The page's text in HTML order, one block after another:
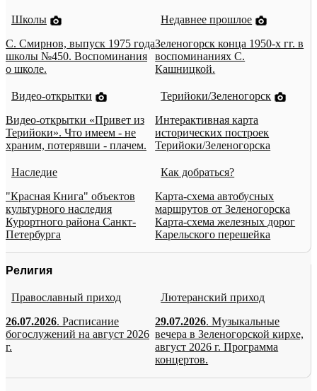
Школы
С. Смирнов, выпуск 1975 года
школы №450. Воспоминания
о школе.
Недавнее прошлое
Зеленогорск конца 1950-х гг. в
воспоминаниях С.
Кашницкой.
Видео-открытки
Видео-открытки «Привет из
Терийоки». Что имеем - не
храним, потерявши - плачем.
Терийоки/Зеленогорск
Интерактивная карта
исторических построек
Терийоки/Зеленогорска
Наследие
"Красная Книга" объектов
культурного наследия
Курортного района Санкт-
Петербурга
Как добраться?
Карта-схема автобусных
маршрутов от Зеленогорска
Карта-схема железных дорог
Карельского перешейка
Религия
Православный приход
26.07.2026. Расписание
богослужений на август 2026
г.
Лютеранский приход
29.07.2026. Музыкальные
вечера в Зеленогорской кирхе,
август 2026 г. Программа
концертов.